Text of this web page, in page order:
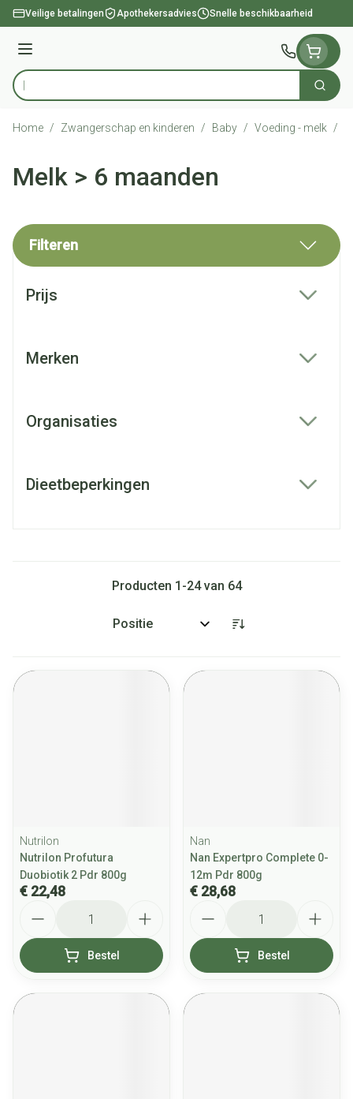
Ga naar de inhoud
Veilige betalingen Apothekersadvies Snelle beschikbaarheid
Menu
Product, merk, categorie... Zoek
Home / Zwangerschap en kinderen / Baby / Voeding - melk /
Melk > 6 maanden
Filteren
Prijs
Merken
Organisaties
Dieetbeperkingen
Producten 1 -24van 64
Sorteer op:
Nutrilon
Nutrilon Profutura
Duobiotik 2 Pdr 800g
€ 22,48
Bestel
Nan
Nan Expertpro Complete 0-
12m Pdr 800g
€ 28,68
Bestel